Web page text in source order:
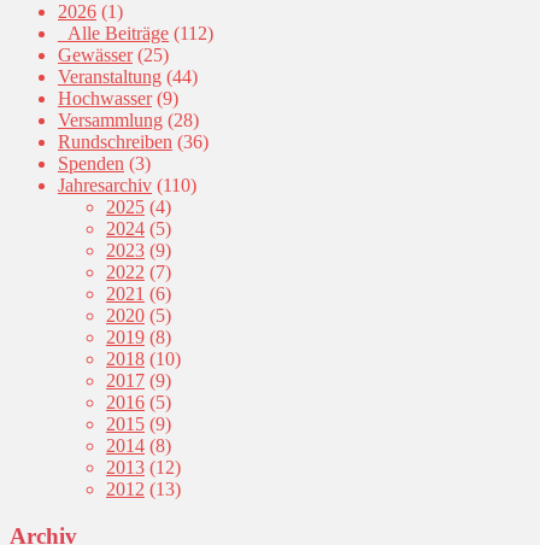
2026 (1)
_Alle Beiträge (112)
Gewässer(25)
Veranstaltung (44)
Hochwasser(9)
Versammlung (28)
Rundschreiben (36)
Spenden (3)
Jahresarchiv (110)
2025 (4)
2024 (5)
2023 (9)
2022 (7)
2021 (6)
2020 (5)
2019 (8)
2018 (10)
2017 (9)
2016 (5)
2015 (9)
2014 (8)
2013 (12)
2012 (13)
Archiv